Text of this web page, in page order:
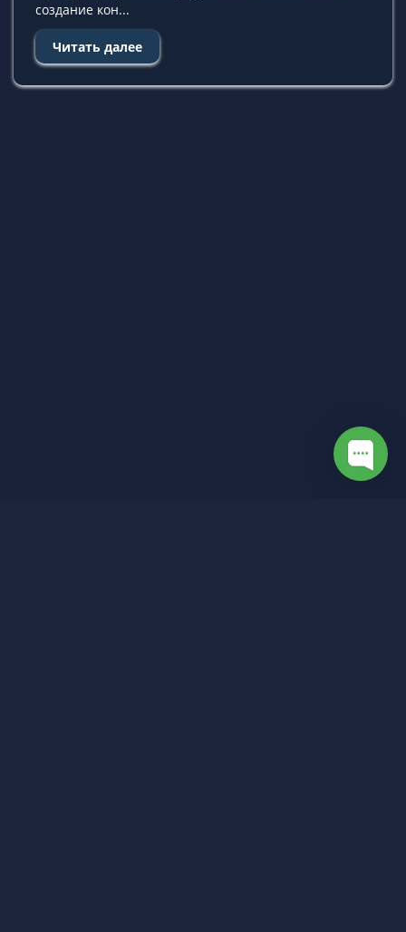
создание кон...
Читать далее